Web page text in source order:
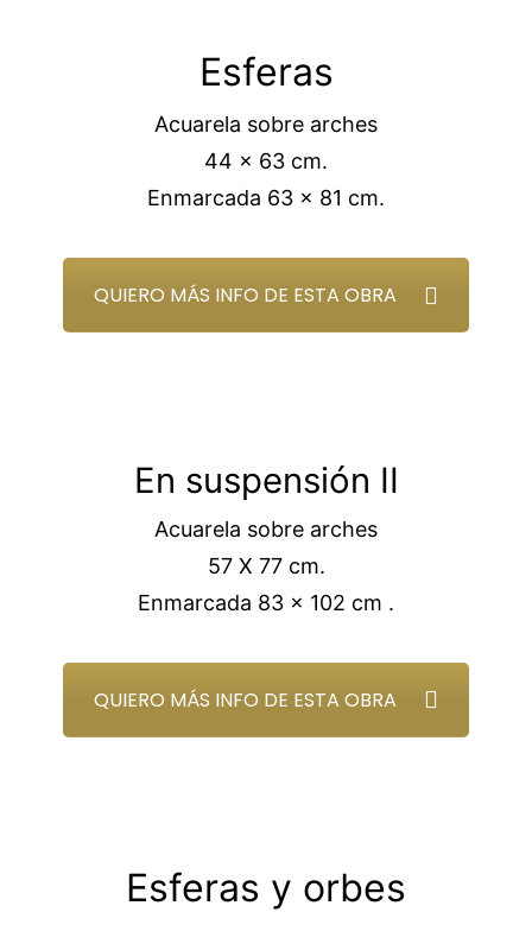
Esferas
Acuarela sobre arches
44 x 63 cm.
Enmarcada 63 x 81 cm.
QUIERO MÁS INFO DE ESTA OBRA
En suspensión II
Acuarela sobre arches
57 X 77 cm.
Enmarcada 83 x 102 cm .
QUIERO MÁS INFO DE ESTA OBRA
Esferas y orbes